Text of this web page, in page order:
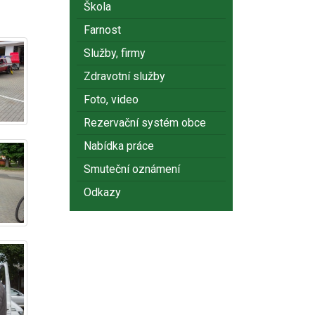
Škola
Farnost
Služby, firmy
Zdravotní služby
Foto, video
Rezervační systém obce
Nabídka práce
Smuteční oznámení
Odkazy